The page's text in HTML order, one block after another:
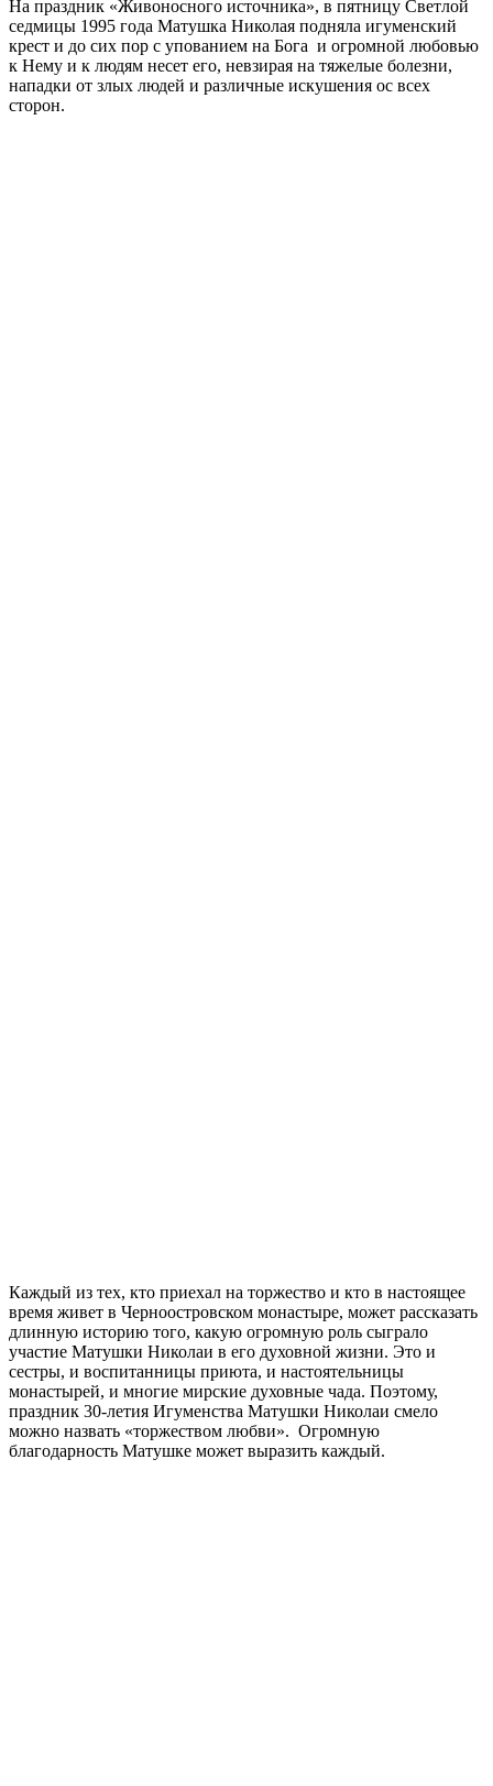
На праздник «Живоносного источника», в пятницу Светлой
седмицы 1995 года Матушка Николая подняла игуменский
крест и до сих пор с упованием на Бога и огромной любовью
к Нему и к людям несет его, невзирая на тяжелые болезни,
нападки от злых людей и различные искушения ос всех
сторон.
Каждый из тех, кто приехал на торжество и кто в настоящее
время живет в Черноостровском монастыре, может рассказать
длинную историю того, какую огромную роль сыграло
участие Матушки Николаи в его духовной жизни. Это и
сестры, и воспитанницы приюта, и настоятельницы
монастырей, и многие мирские духовные чада. Поэтому,
праздник 30-летия Игуменства Матушки Николаи смело
можно назвать «торжеством любви». Огромную
благодарность Матушке может выразить каждый.